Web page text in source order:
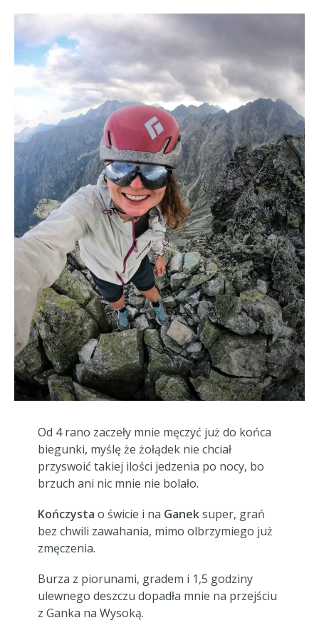
Od 4 rano zaczeły mnie męczyć już do końca
biegunki, myślę że żołądek nie chciał
przyswoić takiej ilości jedzenia po nocy, bo
brzuch ani nic mnie nie bolało.
Kończysta o świcie i na Ganeksuper, grań
bez chwili zawahania, mimo olbrzymiego już
zmęczenia.
Burza z piorunami, gradem i 1,5 godziny
ulewnego deszczu dopadła mnie na przejściu
z Ganka na Wysoką.